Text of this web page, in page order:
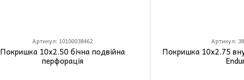
Артикул: 10100038462
Покришка 10x2.50 бічна подвійна
перфорація
Артикул:
Покришка 10x2.75